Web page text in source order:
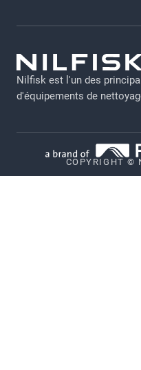
Carriere
Connexion Employés
GDPR-FR
Declaration Nilfisk
Politique de confidentialité
Politique relative aux
Nilfisk est l'un des
d'équipements de
COPYRIGHT ©